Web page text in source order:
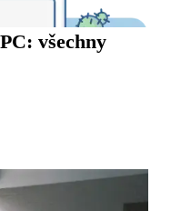
všechny